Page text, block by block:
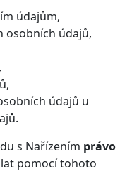
údajům,
osobních údajů,
údajů u
s Nařízením právo
pomocí tohoto